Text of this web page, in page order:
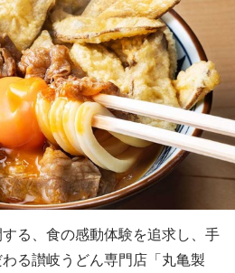
る、食の感動体験を追求し、手
る讃岐うどん専門店「丸亀製